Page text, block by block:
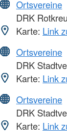
Ortsvereine
DRK
Karte: Link
Ortsvereine
DRK
Karte: Link
Ortsvereine
DRK
Karte: Link